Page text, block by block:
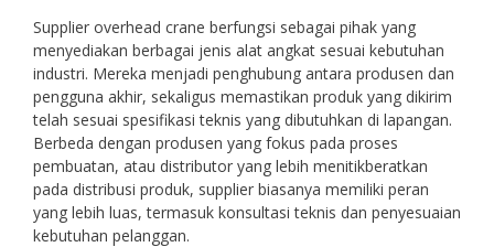
Supplier overhead crane berfungsi sebagai pihak yang
menyediakan berbagai jenis alat angkat sesuai kebutuhan
industri. Mereka menjadi penghubung antara produsen dan
pengguna akhir, sekaligus memastikan produk yang dikirim
telah sesuai spesifikasi teknis yang dibutuhkan di lapangan.
Berbeda dengan produsen yang fokus pada proses
pembuatan, atau distributor yang lebih menitikberatkan
pada distribusi produk, supplier biasanya memiliki peran
yang lebih luas, termasuk konsultasi teknis dan penyesuaian
kebutuhan pelanggan.